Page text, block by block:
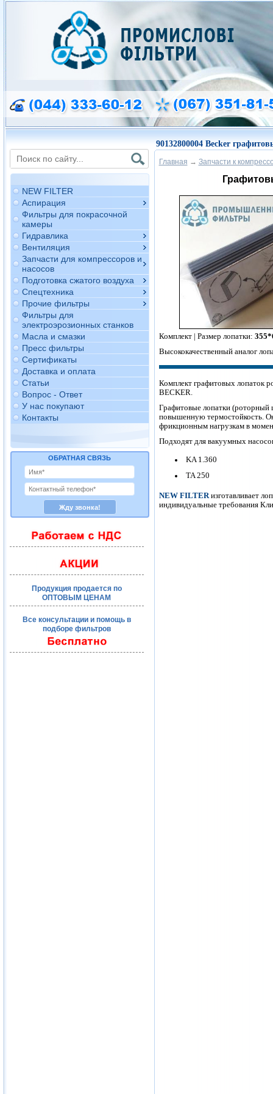
NEW FILTER
Аспирация
Фильтры для покрасочной
камеры
Гидравлика
Вентиляция
Запчасти для компрессоров и
насосов
Подготовка сжатого воздуха
Спецтехника
Прочие фильтры
Фильтры для
электроэрозионных станков
Масла и смазки
Пресс фильтры
Сертификаты
Доставка и оплата
Статьи
Вопрос - Ответ
У нас покупают
Контакты
ОБРАТНАЯ СВЯЗЬ
Продукция продается по
ОПТОВЫМ ЦЕНАМ
Все консультации и помощь в
подборе фильтров
90132800004 Becker
Главная → Запчасти к
Комплект | Размер лопатки:
Высококачественный аналог
Комплект графитовых лопаток
BECKER.
Графитовые лопатки
повышенную термостойкость.
фрикционным нагрузкам в
Подходят для вакуумных
KA 1.360
TA 250
NEW FILTERизготавливает
индивидуальные требования